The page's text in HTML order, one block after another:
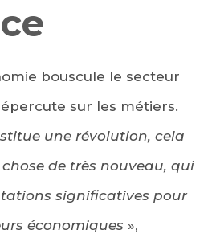
bouscule le secteur
sur les métiers.
une révolution, cela
de très nouveau, qui
significatives pour
économiques »,